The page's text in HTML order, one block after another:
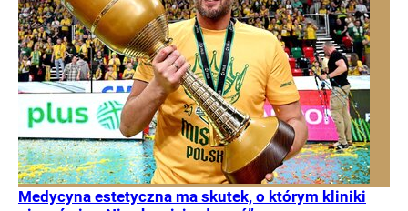
Medycyna estetyczna ma skutek, o którym kliniki